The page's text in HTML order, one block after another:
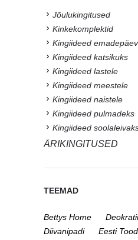
Jõulukingitused
Kinkekomplektid
Kingiideed
Kingiideed katsikuks
Kingiideed lastele
Kingiideed meestele
Kingiideed naistele
Kingiideed pulmadeks
Kingiideed
ÄRIKINGITUSED
TEEMAD
Bettys Home
Diivanipadi
Eesti